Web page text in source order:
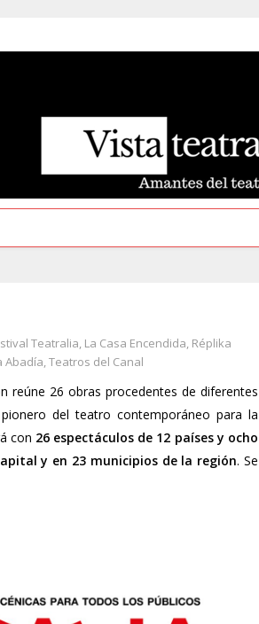
Teatralia, La Casa Encendida, Réplika
Abadía,Teatros del Canal
reúne 26 obras procedentes de diferentes
del teatro contemporáneo para la
con 26 espectáculos de 12 países y ocho
y en 23 municipios de la región. Se